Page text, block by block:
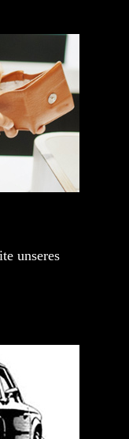
unseres